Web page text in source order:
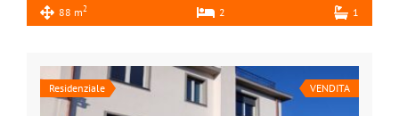
88 m2 2 1
Residenziale VENDITA